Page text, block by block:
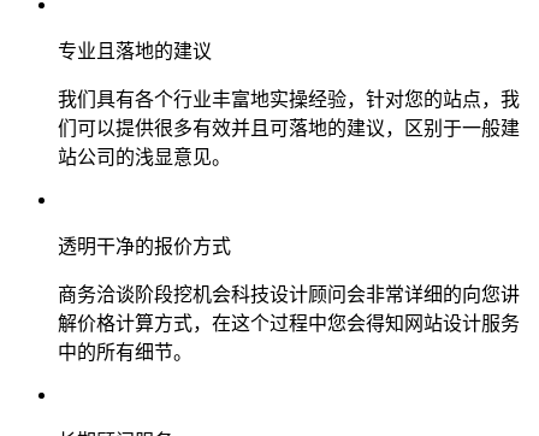
专业且落地的建议
我们具有各个行业丰富地实操经验，针对您的站点，我
们可以提供很多有效并且可落地的建议，区别于一般建
站公司的浅显意见。
透明干净的报价方式
商务洽谈阶段挖机会科技设计顾问会非常详细的向您讲
解价格计算方式，在这个过程中您会得知网站设计服务
中的所有细节。